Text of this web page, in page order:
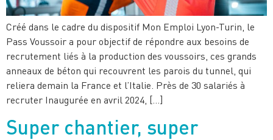
Créé dans le cadre du dispositif Mon Emploi Lyon-Turin, le
Pass Voussoir a pour objectif de répondre aux besoins de
recrutement liés à la production des voussoirs, ces grands
anneaux de béton qui recouvrent les parois du tunnel, qui
reliera demain la France et l’Italie. Près de 30 salariés à
recruter Inaugurée en avril 2024, […]
Super chantier, super